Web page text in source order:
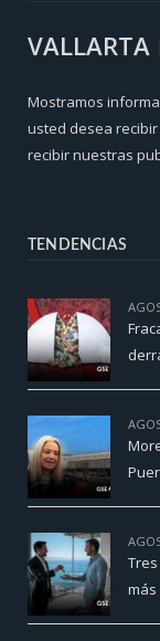
VALLARTA
Mostramos
usted desea
recibir nuestras
TENDENCIAS
más